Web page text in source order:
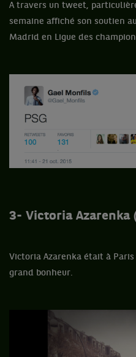
A travers un tweet,
semaine affiché son soutien
Madrid en Ligue des
3- Victoria Azarenka
Victoria Azarenka était à
grand bonheur.